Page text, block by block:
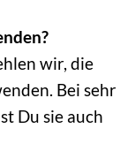
wir, die
Bei sehr
Du sie auch